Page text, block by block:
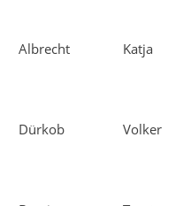
Albrecht Katja
Dürkob Volker